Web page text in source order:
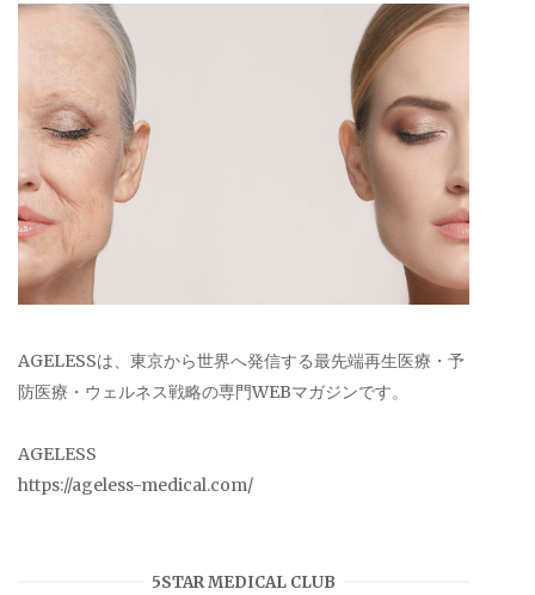
AGELESSは、東京から世界へ発信する最先端再生医療・予
防医療・ウェルネス戦略の専門WEBマガジンです。
AGELESS
https://ageless-medical.com/
5STAR MEDICAL CLUB